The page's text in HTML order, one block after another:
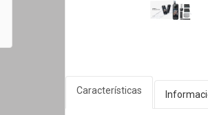
Características